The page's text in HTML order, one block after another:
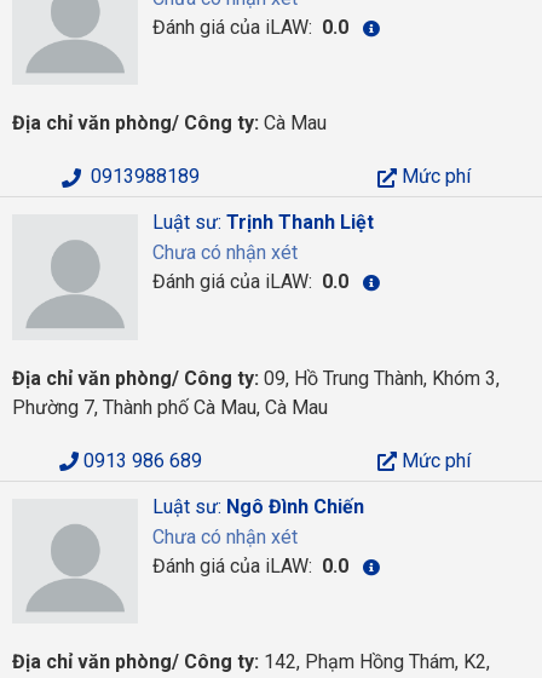
Đánh giá của iLAW: 0.0
Địa chỉ văn phòng/ Công ty: Cà Mau
0913988189
Mức phí
Luật sư: Trịnh Thanh Liệt
Chưa có nhận xét
Đánh giá của iLAW: 0.0
Địa chỉ văn phòng/ Công ty: 09, Hồ Trung Thành, Khóm 3,
Phường 7, Thành phố Cà Mau, Cà Mau
0913 986 689
Mức phí
Luật sư: Ngô Đình Chiến
Chưa có nhận xét
Đánh giá của iLAW: 0.0
Địa chỉ văn phòng/ Công ty: 142, Phạm Hồng Thám, K2,